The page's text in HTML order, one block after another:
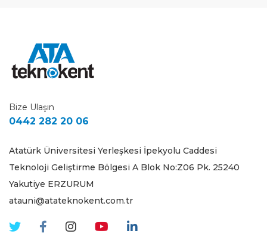
Bize Ulaşın
0442 282 20 06
Atatürk Üniversitesi Yerleşkesi İpekyolu Caddesi
Teknoloji Geliştirme Bölgesi A Blok No:Z06 Pk. 25240
Yakutiye ERZURUM
atauni@atateknokent.com.tr